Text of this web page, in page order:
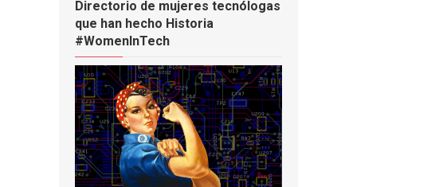
Directorio de mujeres tecnólogas
que han hecho Historia
#WomenInTech